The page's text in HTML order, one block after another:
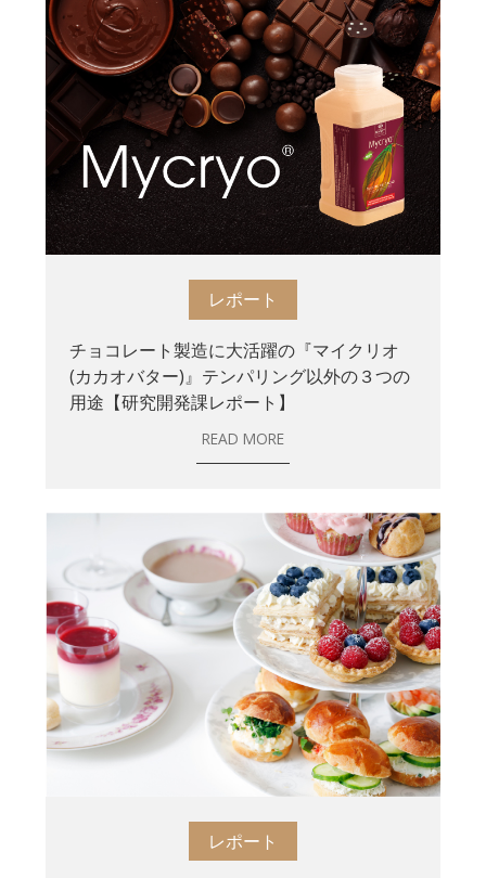
レポート
チョコレート製造に大活躍の『マイクリオ
(カカオバター)』テンパリング以外の３つの
用途【研究開発課レポート】
READ MORE
レポート